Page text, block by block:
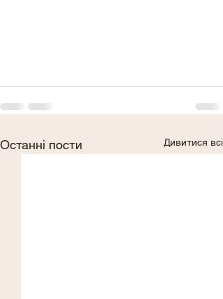
Останні пости Дивитися всі